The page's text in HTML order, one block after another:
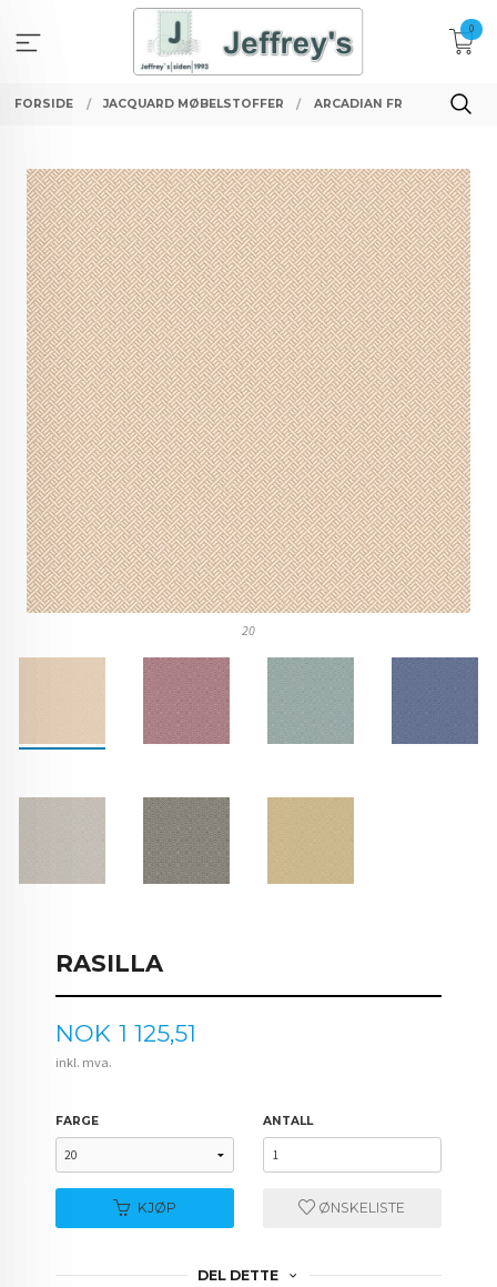
innholdet
0
FORSIDE JACQUARD MØBELSTOFFER ARCADIAN FR
20
RASILLA
Pris
NOK 1 125,51
inkl. mva.
FARGE ANTALL
KJØP ØNSKELISTE
DEL DETTE